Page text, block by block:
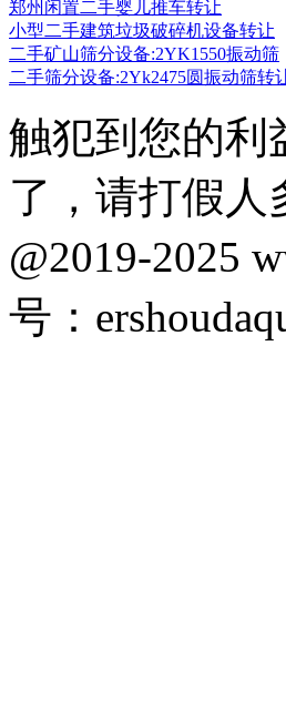
郑州闲置二手婴儿推车转让
小型二手建筑垃圾破碎机设备转让
二手矿山筛分设备:2YK1550振动筛
二手筛分设备:2Yk2475圆振动筛转
触犯到您的利
了，请打假
@2019-2025
号：